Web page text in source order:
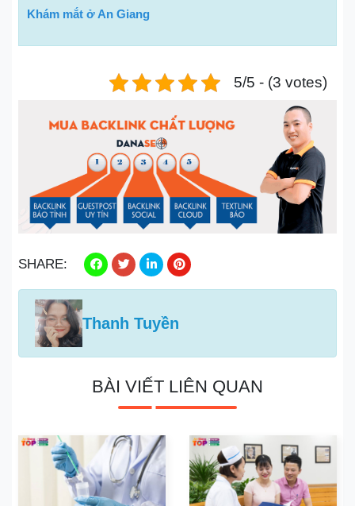
Khám mắt ở An Giang
5/5 - (3 votes)
SHARE:
Thanh Tuyền
BÀI VIẾT LIÊN QUAN